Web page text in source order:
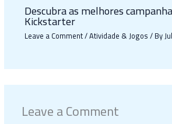
Descubra as melhores
Kickstarter
Leave a Comment/Atividade & Jogos/ By
Leave a Comment